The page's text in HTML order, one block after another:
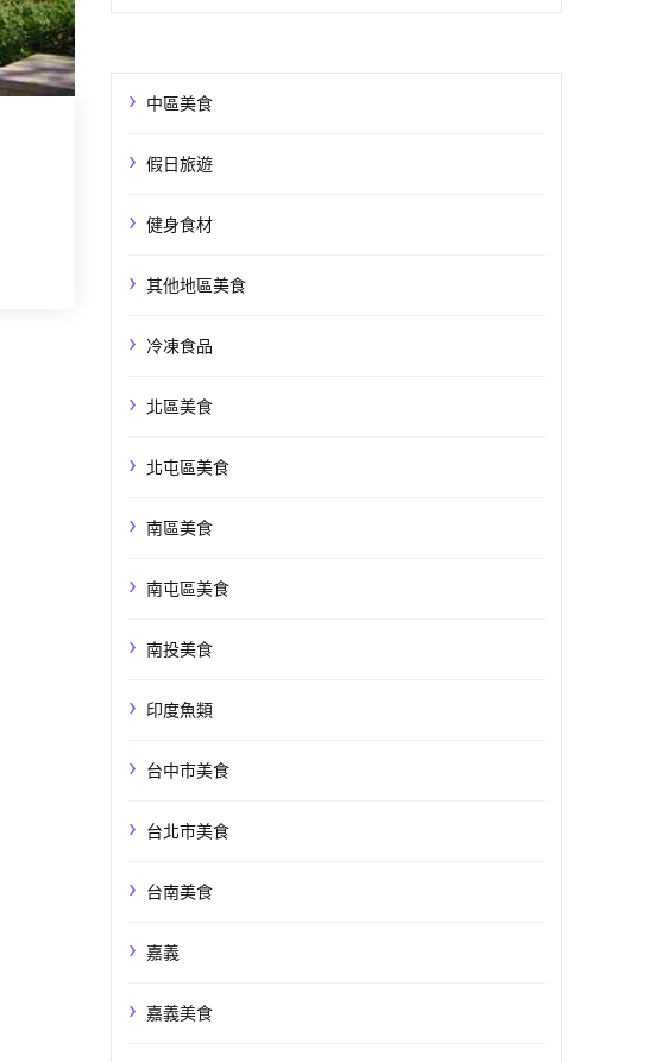
中區美食
假日旅遊
健身食材
其他地區美食
冷凍食品
北區美食
北屯區美食
南區美食
南屯區美食
南投美食
印度魚類
台中市美食
台北市美食
台南美食
嘉義
嘉義美食